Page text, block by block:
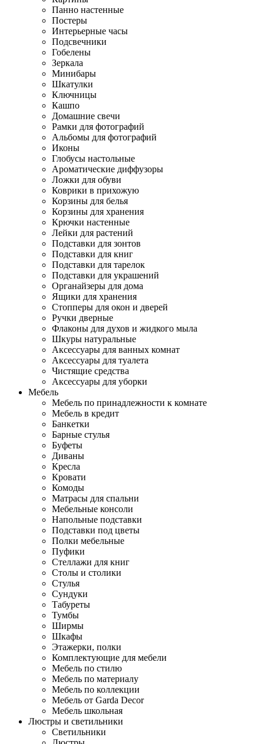
Панно настенные
Постеры
Интерьерные часы
Подсвечники
Гобелены
Зеркала
Минибары
Шкатулки
Ключницы
Кашпо
Домашние свечи
Рамки для фотографий
Альбомы для фотографий
Иконы
Глобусы настольные
Ароматические диффузоры
Ложки для обуви
Коврики в прихожую
Корзины для белья
Корзины для хранения
Крючки настенные
Лейки для растений
Подставки для зонтов
Подставки для книг
Подставки для тарелок
Подставки для украшений
Органайзеры для дома
Ящики для хранения
Стопперы для окон и дверей
Ручки дверные
Флаконы для духов и жидкого мыла
Шкуры натуральные
Аксессуары для ванных комнат
Аксессуары для туалета
Чистящие средства
Аксессуары для уборки
Мебель
Мебель по принадлежности к комнате
Мебель в кредит
Банкетки
Барные стулья
Буфеты
Диваны
Кресла
Кровати
Комоды
Матрасы для спальни
Мебельные консоли
Напольные подставки
Подставки под цветы
Полки мебельные
Пуфики
Стеллажи для книг
Столы и столики
Стулья
Сундуки
Табуреты
Тумбы
Ширмы
Шкафы
Этажерки, полки
Комплектующие для мебели
Мебель по стилю
Мебель по материалу
Мебель по коллекции
Мебель от Garda Decor
Мебель школьная
Люстры и светильники
Светильники